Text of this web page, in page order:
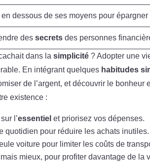
dessous de ses moyens pour
dessecrets des personnes
dans lasimplicité ? Adopter une
En intégrant quelques habitudes
de l’argent, et découvrir le
existence :
l’essentiel et priorisez vos dépenses.
quotidien pour réduire les achats inutiles.
voiture pour limiter les coûts de
mieux, pour profiter davantage de la